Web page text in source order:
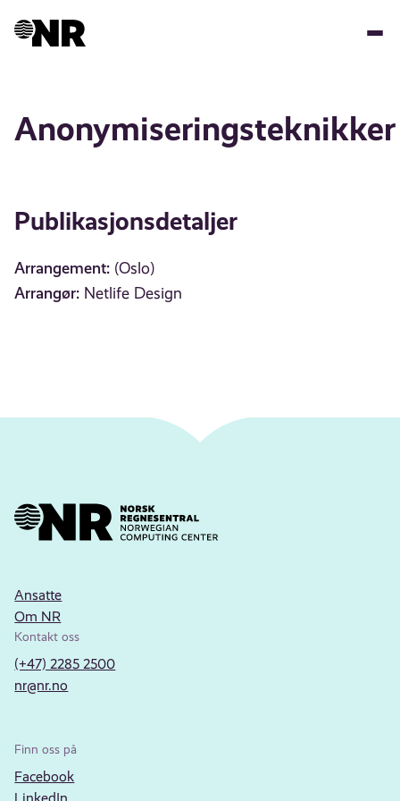
Anonymiseringsteknikker
Publikasjonsdetaljer
Arrangement: (Oslo)
Arrangør: Netlife Design
Ansatte
Om NR
Kontakt oss
(+47) 2285 2500
nr@nr.no
Finn oss på
Facebook